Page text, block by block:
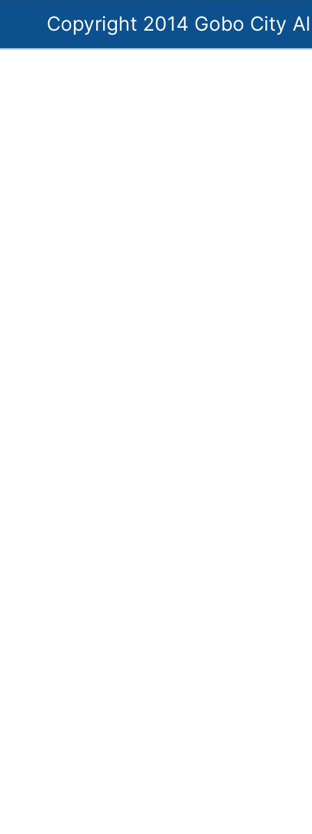
Copyright 2014 Gobo City